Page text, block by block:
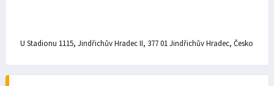
U Stadionu 1115, Jindřichův Hradec II, 377 01 Jindřichův Hradec, Česko